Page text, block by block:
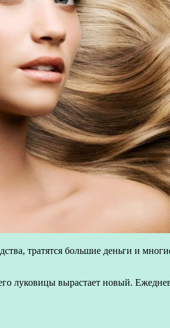
тратятся большие деньги и
луковицы вырастает новый.